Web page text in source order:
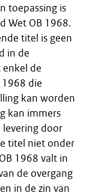
toepassing is
Wet OB 1968.
titel is geen
in de
de
die
kan worden
kan immers
levering door
titel niet onder
1968 valt in
de overgang
in de zin van